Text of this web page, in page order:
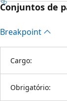
Conjuntos de
Breakpoint
Cargo:
Obrigatório: